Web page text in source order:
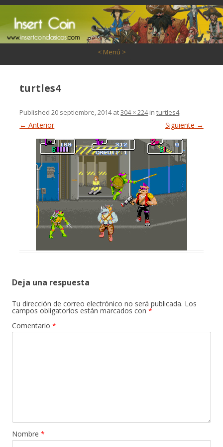
< Menú >
turtles4
Published20 septiembre, 2014at304 × 224inturtles4.
← Anterior Siguiente →
Deja una respuesta
Tu dirección de correo electrónico no será publicada. Los
campos obligatorios están marcados con *
Comentario *
Nombre *